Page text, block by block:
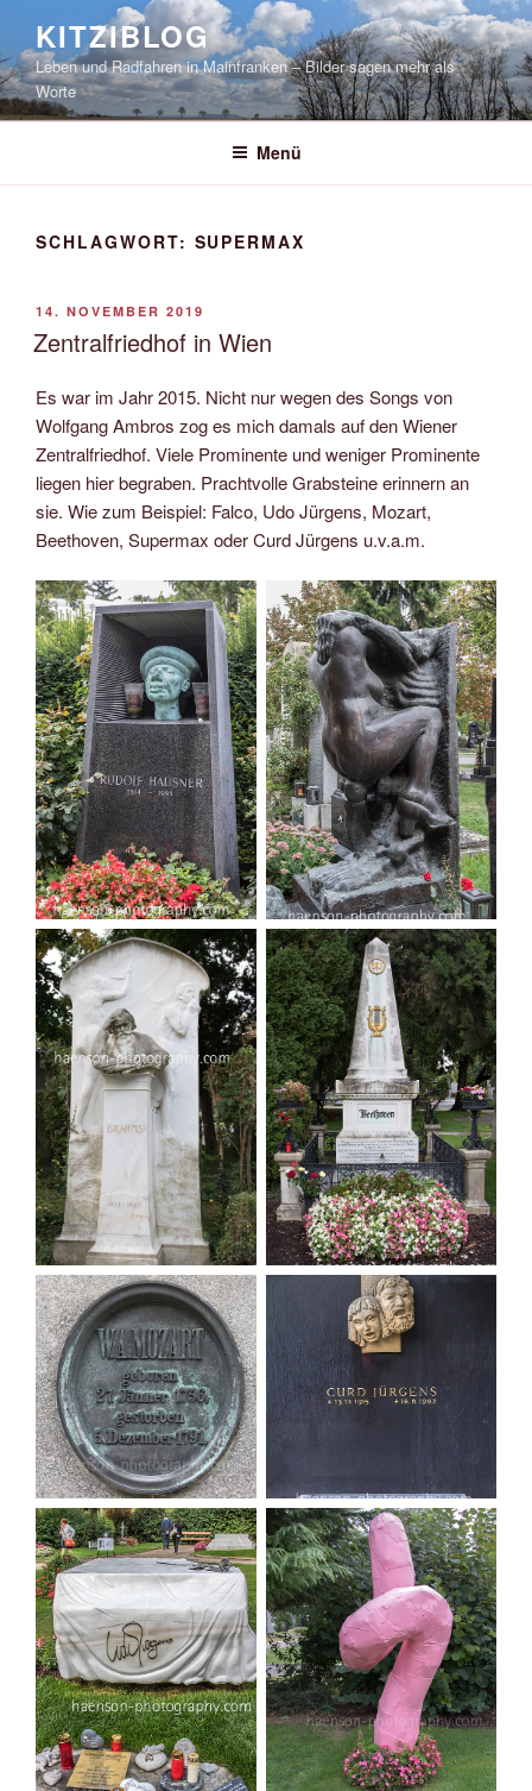
springen
KITZIBLOG
Leben und Radfahren in Mainfranken – Bilder sagen mehr als
Worte
Menü
SCHLAGWORT: SUPERMAX
VERÖFFENTLICHT
AM
14. NOVEMBER 2019
Zentralfriedhof in Wien
Es war im Jahr 2015. Nicht nur wegen des Songs von
Wolfgang Ambros zog es mich damals auf den Wiener
Zentralfriedhof. Viele Prominente und weniger Prominente
liegen hier begraben. Prachtvolle Grabsteine erinnern an
sie. Wie zum Beispiel: Falco, Udo Jürgens, Mozart,
Beethoven, Supermax oder Curd Jürgens u.v.a.m.